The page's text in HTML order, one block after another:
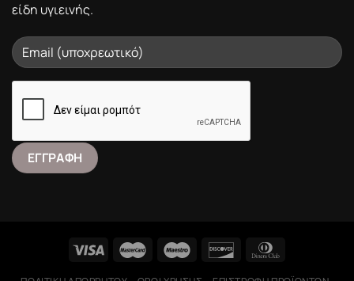
είδη υγιεινής.